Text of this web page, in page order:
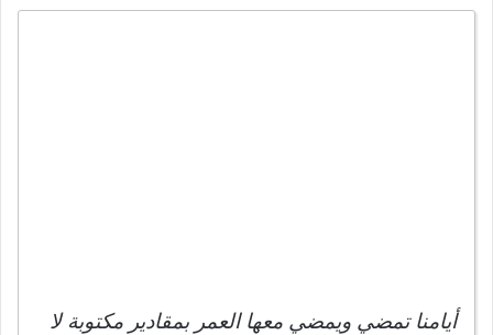
أيامنا تمضي ويمضي معها العمر بمقادير مكتوبة لا